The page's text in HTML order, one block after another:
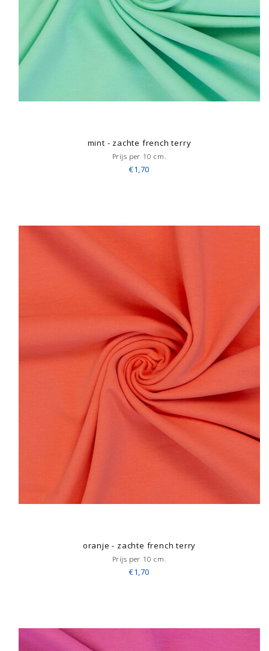
mint - zachte french terry
Prijs per 10 cm.
€1,70
oranje - zachte french terry
Prijs per 10 cm.
€1,70